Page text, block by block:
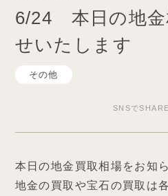
6/24 本日の地金
せいたします
その他
SNSでSHARE
本日の地金買取相場をお知
地金の買取や宝石の買取は